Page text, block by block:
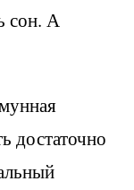
сон. А
достаточно